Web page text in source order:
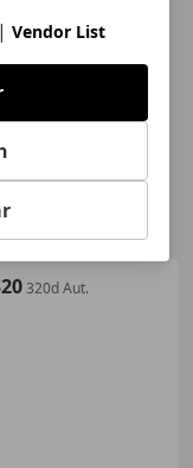
320d Aut.
| Vendor List